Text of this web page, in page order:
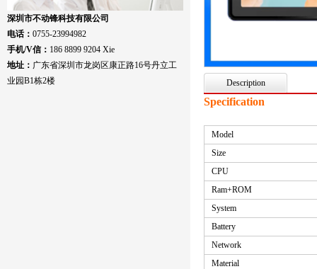
深圳市不动锋科技有限公司
电话： 0755-23994982
手机/V信： 186 8899 9204 Xie
地址： 广东省深圳市龙岗区康正路16号丹立工
业园B1栋2楼
Description
Specification
Model
Size
CPU
Ram+ROM
System
Battery
Network
Material